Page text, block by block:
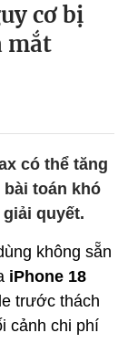
cơ bị
mắt
có thể tăng
toán khó
quyết.
không sẵn
iPhone 18
trước thách
cảnh chi phí